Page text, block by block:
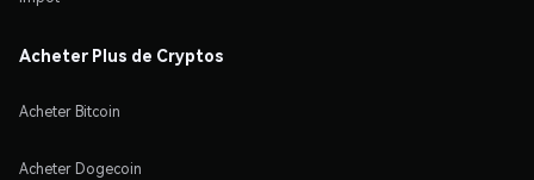
Acheter Plus de Cryptos
Acheter Bitcoin
Acheter Dogecoin